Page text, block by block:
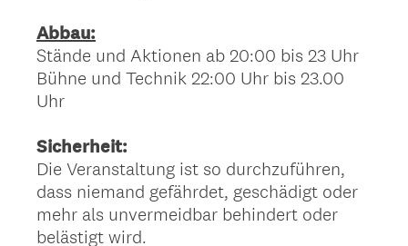
Abbau:
Stände und Aktionen ab 20:00 bis 23 Uhr
Bühne und Technik 22:00 Uhr bis 23.00
Uhr
Sicherheit:
Die Veranstaltung ist so durchzuführen,
dass niemand gefährdet, geschädigt oder
mehr als unvermeidbar behindert oder
belästigt wird.